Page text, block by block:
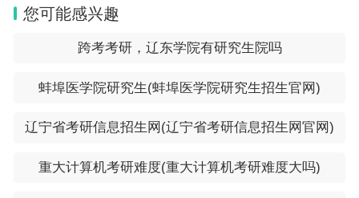
您可能感兴趣
跨考考研，辽东学院有研究生院吗
蚌埠医学院研究生(蚌埠医学院研究生招生官网)
辽宁省考研信息招生网(辽宁省考研信息招生网官网)
重大计算机考研难度(重大计算机考研难度大吗)